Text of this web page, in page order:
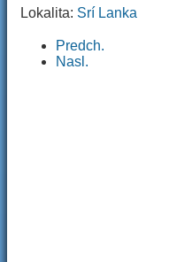
Lokalita: Srí Lanka
Predch.
Nasl.